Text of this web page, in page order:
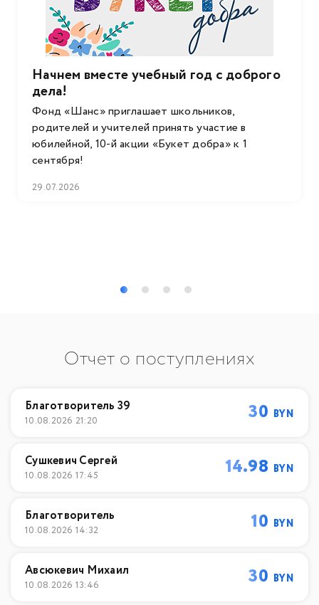
Начнем вместе учебный год с доброго
дела!
Фонд «Шанс» приглашает школьников,
родителей и учителей принять участие в
юбилейной, 10-й акции «Букет добра» к 1
сентября!
29.07.2026
Отчет о поступлениях
Благотворитель 39
10.08.2026 21:20 30 BYN
Сушкевич Сергей
10.08.2026 17:45 14.98 BYN
Благотворитель
10.08.2026 14:32 10 BYN
Авсюкевич Михаил
10.08.2026 13:46 30 BYN